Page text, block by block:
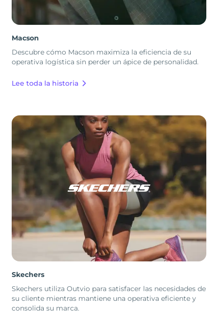
Macson
Descubre cómo Macson maximiza la eficiencia de su
operativa logística sin perder un ápice de personalidad.
Lee toda la historia
Skechers
Skechers utiliza Outvio para satisfacer las necesidades de
su cliente mientras mantiene una operativa eficiente y
consolida su marca.